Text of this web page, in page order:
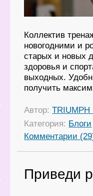
Коллектив
новогодними и
старых и новых
здоровья и
выходных.
получить
Автор:TRIUMPH
Категория: Блоги
Комментарии
Приведи